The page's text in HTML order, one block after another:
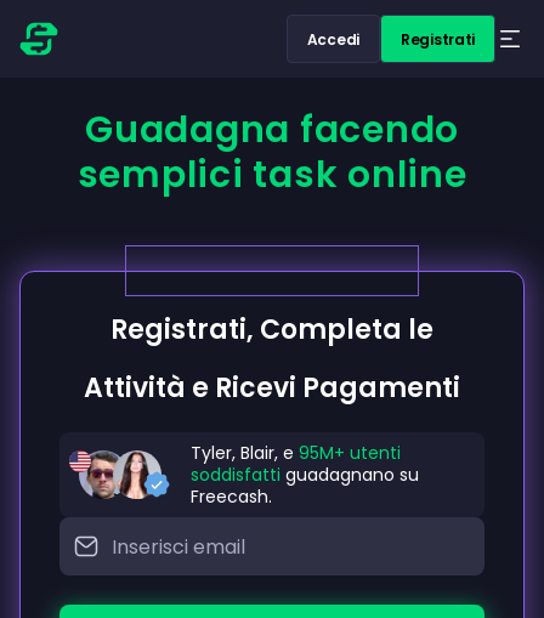
Accedi Registrati
Guadagna facendo
semplici task online
Registrati, Completa le
Attività e Ricevi Pagamenti
Tyler, Blair, e 95M+ utenti
soddisfatti guadagnano su
Freecash.